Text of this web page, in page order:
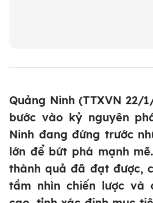
Quảng Ninh (TTXVN 22/
bước vào kỷ nguyên
Ninh đang đứng trước
lớn để bứt phá mạnh
thành quả đã đạt được,
tầm nhìn chiến lược và